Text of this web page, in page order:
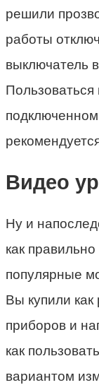
решили
работы
выключатель
Видео
Ну и
как
популярные
Вы купили
приборов и
как
вариантом